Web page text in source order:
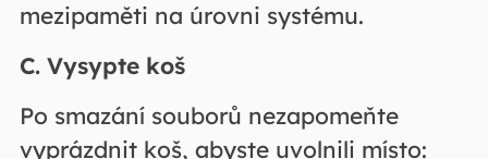
mezipaměti na úrovni systému.
C. Vysypte koš
Po smazání souborů nezapomeňte
vyprázdnit koš, abyste uvolnili místo: